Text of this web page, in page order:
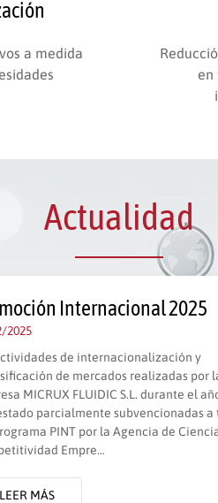
a medida
en
Actualidad
Internacional 2025
2025
de internacionalización y
de mercados realizadas por
MICRUX FLUIDIC S.L. durante el
parcialmente subvencionadas a
PINT por la Agencia de
Empre…
LEER MÁS